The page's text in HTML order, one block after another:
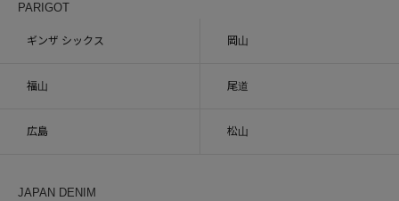
PARIGOT
ギンザ シックス 岡山
福山 尾道
広島 松山
JAPAN DENIM